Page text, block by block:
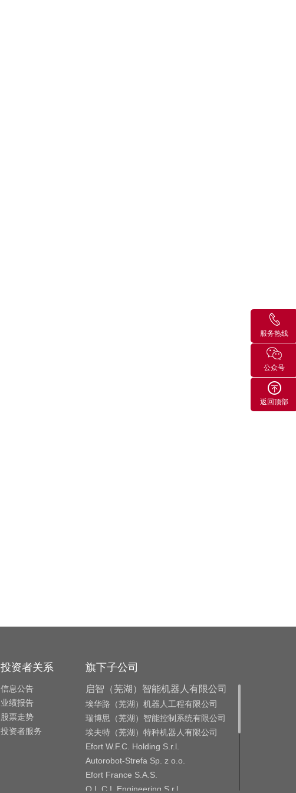
投资者关系
信息公告
业绩报告
股票走势
投资者服务
旗下子公司
启智（芜湖）智能机器人有限公司
埃华路（芜湖）机器人工程有限公司
瑞博思（芜湖）智能控制系统有限公司
埃夫特（芜湖）特种机器人有限公司
Efort W.F.C. Holding S.r.l.
Autorobot-Strefa Sp. z o.o.
Efort France S.A.S.
O.L.C.I. Engineering S.r.l.
服务热线
公众号
返回顶部